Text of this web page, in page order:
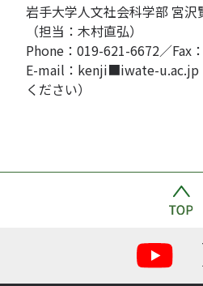
岩手大学人文社会科学部 宮沢
（担当：木村直弘）
Phone：019-621-6672／Fax
E-mail：kenji■iwate-u.ac.jp
ください）